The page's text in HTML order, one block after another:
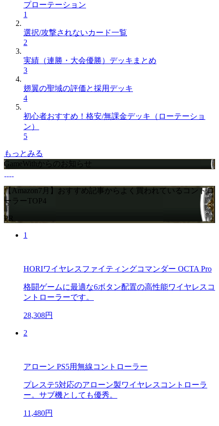
プローテーション
1
選択/攻撃されないカード一覧
2
実績（連勝・大会優勝）デッキまとめ
3
翅翼の聖域の評価と採用デッキ
4
初心者おすすめ！格安/無課金デッキ（ローテーショ
ン）
5
もっとみる
GameWithからのお知らせ
【Amazon7月】おすすめ記事からよく買われているコントロ
ーラーTOP4
PR
1
HORIワイヤレスファイティングコマンダー OCTA Pro
格闘ゲームに最適な6ボタン配置の高性能ワイヤレスコ
ントローラーです。
28,308円
2
アローン PS5用無線コントローラー
プレステ5対応のアローン製ワイヤレスコントローラ
ー。サブ機としても優秀。
11,480円